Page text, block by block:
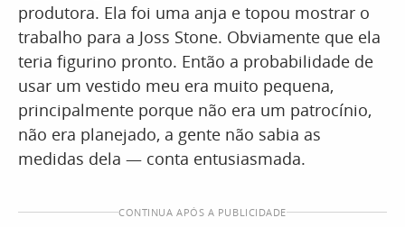
produtora. Ela foi uma anja e topou mostrar o
trabalho para a Joss Stone. Obviamente que ela
teria figurino pronto. Então a probabilidade de
usar um vestido meu era muito pequena,
principalmente porque não era um patrocínio,
não era planejado, a gente não sabia as
medidas dela — conta entusiasmada.
CONTINUA APÓS A PUBLICIDADE